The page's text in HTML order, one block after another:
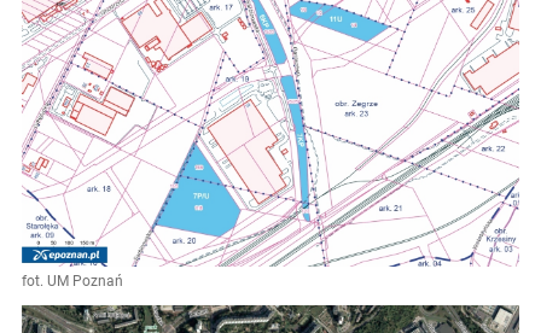
fot. UM Poznań